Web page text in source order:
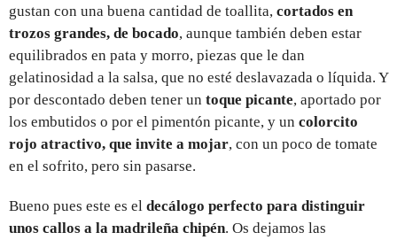
gustan con una buena cantidad de toallita, cortados en
trozos grandes, de bocado, aunque también deben estar
equilibrados en pata y morro, piezas que le dan
gelatinosidad a la salsa, que no esté deslavazada o líquida. Y
por descontado deben tener un toque picante, aportado por
los embutidos o por el pimentón picante, y un colorcito
rojo atractivo, que invite a mojar, con un poco de tomate
en el sofrito, pero sin pasarse.
Bueno pues este es el decálogo perfecto para distinguir
unos callos a la madrileña chipén. Os dejamos las